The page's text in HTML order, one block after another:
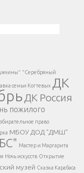
</div > </div >
"Серебряный
семьи Когтевых ДК
ДК Россия
пожилого
право
МБОУ ДОД "ДМШ"
Мастер и Маргарита
Ночь искусств Открытие
музей Сказка Карабаса